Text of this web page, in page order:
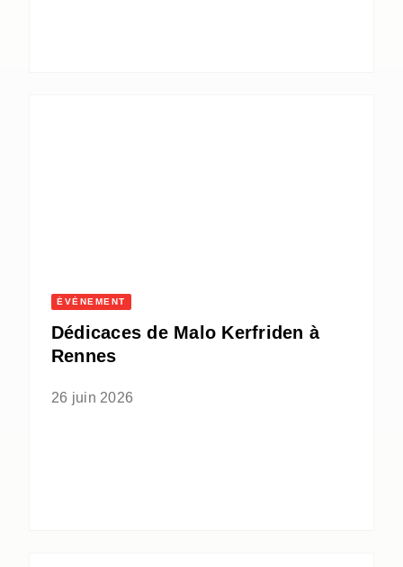
ÉVÈNEMENT
Dédicaces de Malo Kerfriden à
Rennes
26 juin 2026